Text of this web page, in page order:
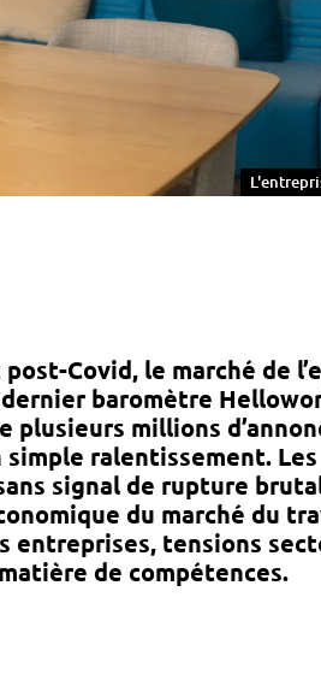
post-Covid, le marché de
baromètre
plusieurs millions
simple ralentissement. Les
signal de rupture
du marché du
entreprises, tensions
de compétences.